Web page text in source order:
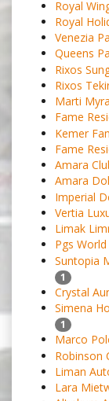
Royal
Royal
Venezia
Queens
Rixos
Rixos
Marti
Fame
Kemer
Fame
Amara
Amara
Imperial
Vertia
Limak
Pgs
Suntopia
1
Crystal
Simena
1
Marco
Robinson
Liman
Lara